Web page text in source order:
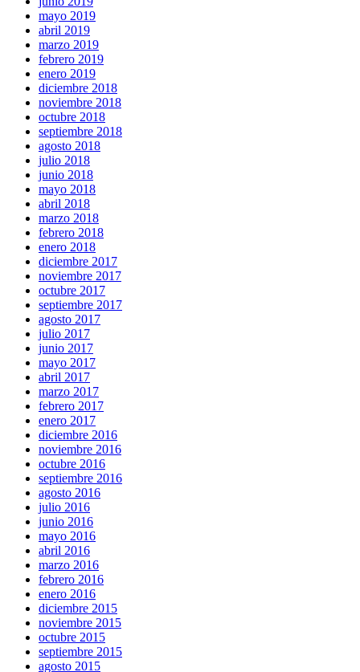
mayo 2019
abril 2019
marzo 2019
febrero 2019
enero 2019
diciembre 2018
noviembre 2018
octubre 2018
septiembre 2018
agosto 2018
julio 2018
junio 2018
mayo 2018
abril 2018
marzo 2018
febrero 2018
enero 2018
diciembre 2017
noviembre 2017
octubre 2017
septiembre 2017
agosto 2017
julio 2017
junio 2017
mayo 2017
abril 2017
marzo 2017
febrero 2017
enero 2017
diciembre 2016
noviembre 2016
octubre 2016
septiembre 2016
agosto 2016
julio 2016
junio 2016
mayo 2016
abril 2016
marzo 2016
febrero 2016
enero 2016
diciembre 2015
noviembre 2015
octubre 2015
septiembre 2015
agosto 2015